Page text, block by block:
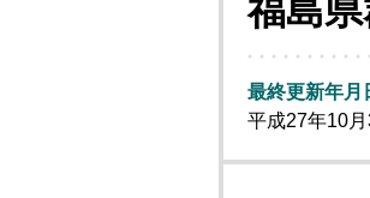
福島
最終更新年月
平成27年10月